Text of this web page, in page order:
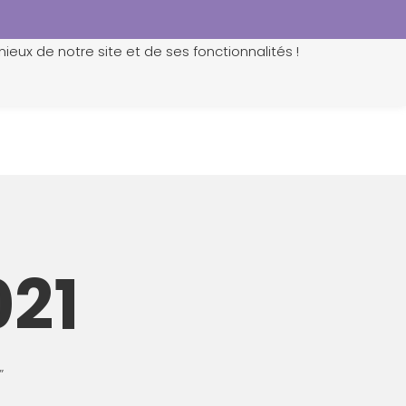
de notre site et de ses fonctionnalités !